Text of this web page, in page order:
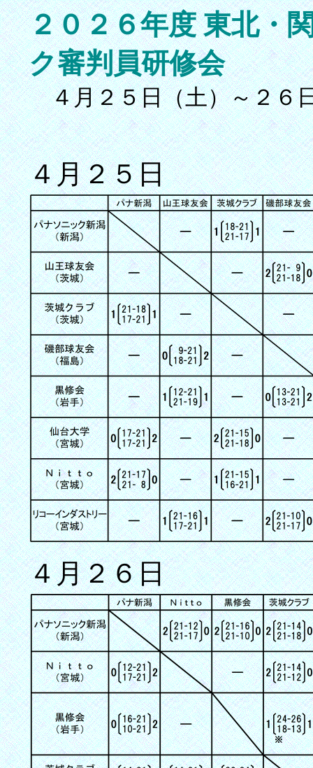
２０２６年度 東北・
ク審判員研修会
４月２５日（土）～２６
４月２５日
４月２６日